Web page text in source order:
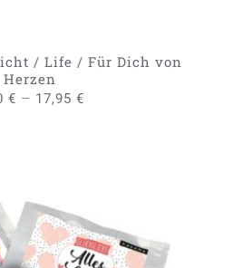
GEWÄHLT
/ Life / Für Dich von
Herzen
€ – 17,95 €